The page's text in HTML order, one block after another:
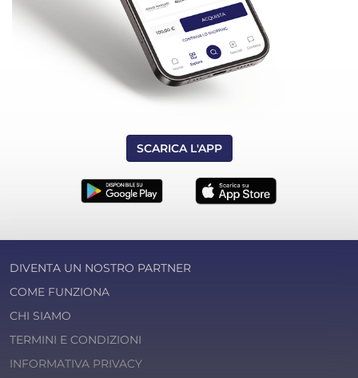
SCARICA L'APP
DIVENTA UN NOSTRO PARTNER
COME FUNZIONA
CHI SIAMO
TERMINI E CONDIZIONI
INFORMATIVA PRIVACY